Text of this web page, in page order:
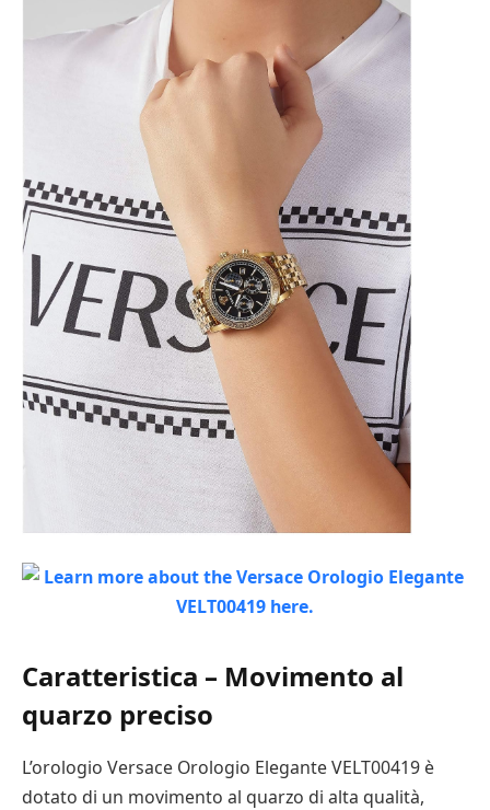
Caratteristica – Movimento al
quarzo preciso
L’orologio Versace Orologio Elegante VELT00419 è
dotato di un movimento al quarzo di alta qualità,